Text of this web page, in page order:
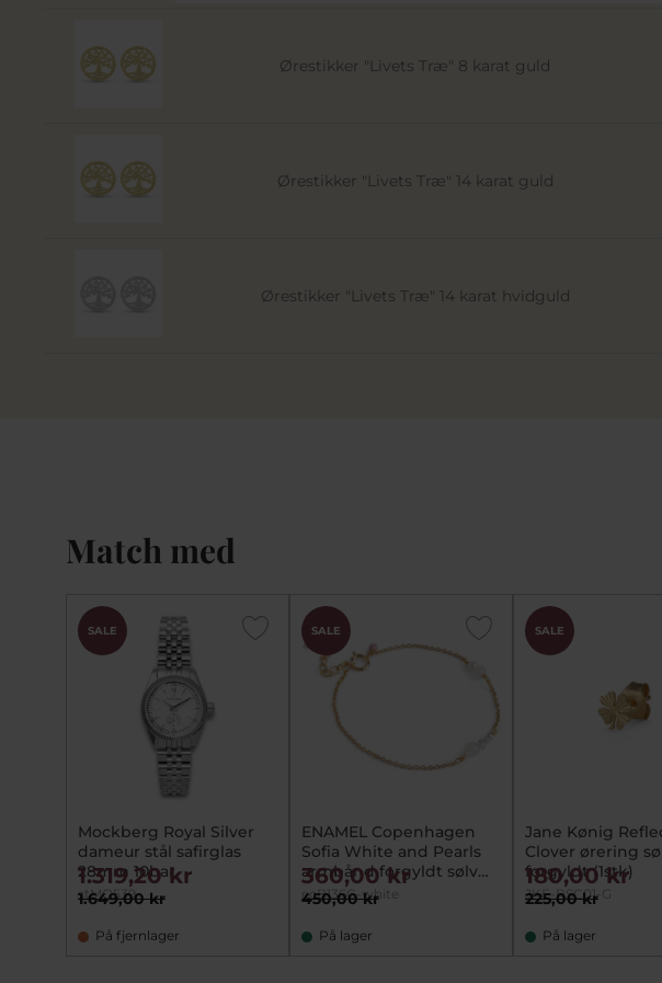
Ørestikker "Livets Træ" 8 karat guld
Ørestikker "Livets Træ" 14 karat guld
Ørestikker "Livets Træ" 14 karat hvidguld
Match med
SALE
Mockberg Royal Silver
dameur stål safirglas
28mm 10bar
stMO539
1.649,00 kr
1.319,20 kr
På fjernlager
SALE
ENAMEL Copenhagen
Sofia White and Pearls
armbånd forgyldt sølv
m. fvp (15+3 cm)
ecB136G-white
450,00 kr
360,00 kr
På lager
SALE
Jane Kønig
Clover ørering
forgyldt (1stk)
JKE-RSC01-G
225,00 kr
180,00 kr
På lager